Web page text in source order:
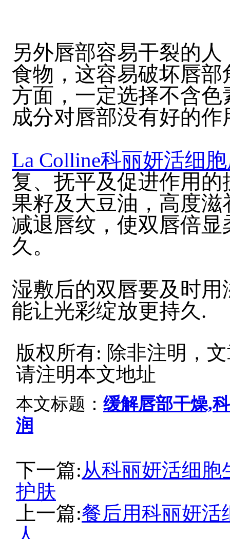
另外唇部容易干裂的
食物，这容易破坏唇
方面，一定选择不含
成分对唇部没有好的作
La Colline科丽妍活细
复、抚平及促进作用
果籽及大豆油，高度
减退唇纹，使双唇倍
久。
湿敷后的双唇要及时
能让光彩绽放更持久.
版权所有: 除非注明，
请注明本文地址
本文标题： 缓解唇部干燥,
润
下一篇:从科丽妍活细
护肤
上一篇:餐后用科丽妍活
人